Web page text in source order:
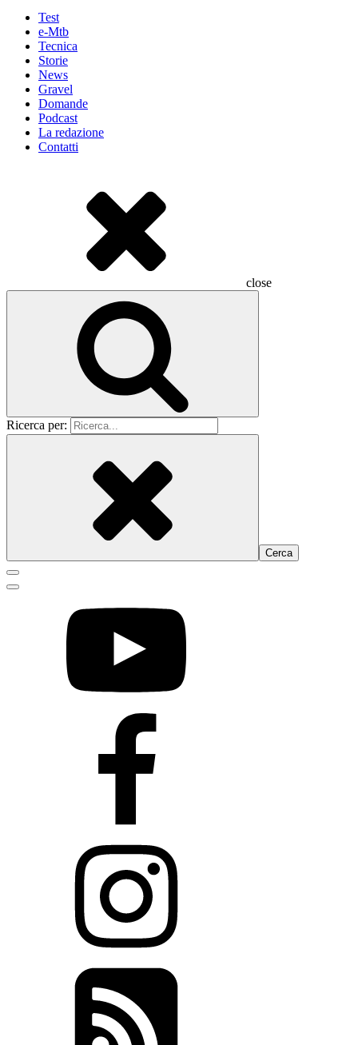
Test
e-Mtb
Tecnica
Storie
News
Gravel
Domande
Podcast
La redazione
Contatti
close
Ricerca per: